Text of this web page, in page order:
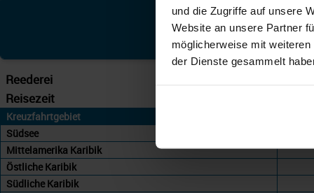
und die Zugriffe auf unsere
Website an unsere Partner
möglicherweise mit
der Dienste gesammelt
Reederei
Reisezeit
Kreuzfahrtgebiet
Südsee
Mittelamerika Karibik
Östliche Karibik
Südliche Karibik